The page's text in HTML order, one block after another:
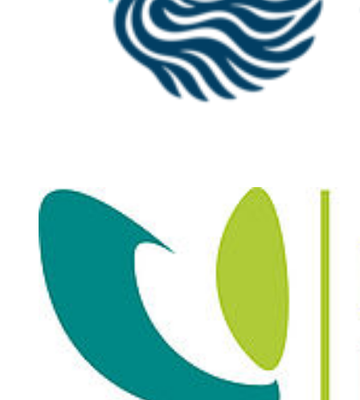
Weitere Informationen zur REWGA finden Siehier.